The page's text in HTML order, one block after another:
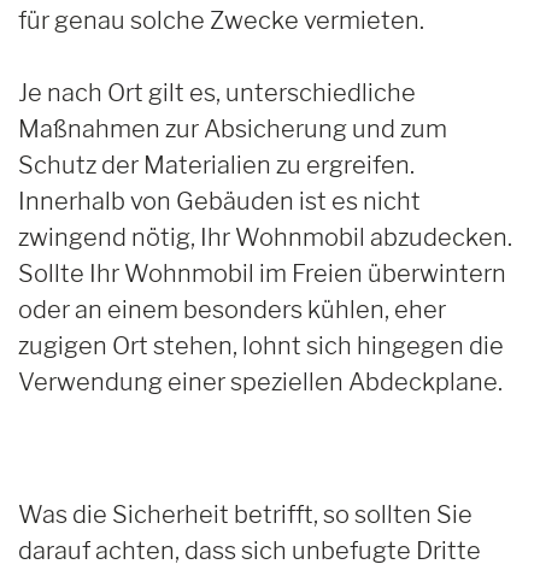
für genau solche Zwecke vermieten.
Je nach Ort gilt es, unterschiedliche
Maßnahmen zur Absicherung und zum
Schutz der Materialien zu ergreifen.
Innerhalb von Gebäuden ist es nicht
zwingend nötig, Ihr Wohnmobil abzudecken.
Sollte Ihr Wohnmobil im Freien überwintern
oder an einem besonders kühlen, eher
zugigen Ort stehen, lohnt sich hingegen die
Verwendung einer speziellen Abdeckplane.
Was die Sicherheit betrifft, so sollten Sie
darauf achten, dass sich unbefugte Dritte